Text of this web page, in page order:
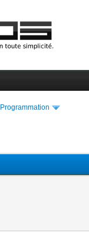
Programmation